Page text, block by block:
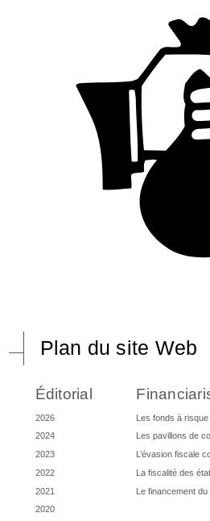
Plan du site Web
Éditorial
2026
2024
2023
2022
2021
2020
Les fonds à risque
Les pavillons de
L’évasion fiscale
La fiscalité des
Le financement